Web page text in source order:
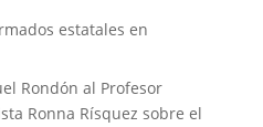
estatales en
Rondón al Profesor
Ronna Rísquez sobre el